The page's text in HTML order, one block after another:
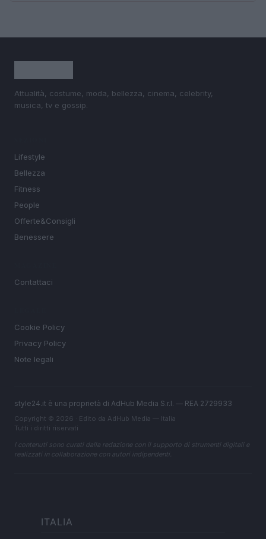
Attualità, costume, moda, bellezza, cinema, celebrity,
musica, tv e gossip.
Lifestyle
Bellezza
Fitness
People
Offerte&Consigli
Benessere
Contattaci
Cookie Policy
Privacy Policy
Note legali
style24.it è una proprietà di AdHub Media S.r.l. — REA 2729933
Copyright © 2026 · Edito da AdHub Media — Italia
Tutti i diritti riservati
I contenuti sono curati dalla redazione con il supporto di strumenti digitali e
realizzati in collaborazione con autori indipendenti.
ITALIA